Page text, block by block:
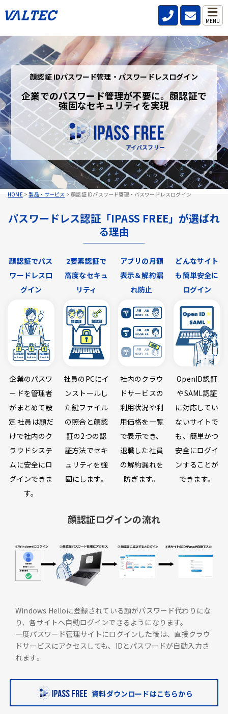
MENU
HOME>製品・サービス >顔認証 IDパスワード管理・パスワードレスログイン
顔認証 IDパスワード管理・パスワードレスログイン
企業でのパスワード管理が不要に。顔認証で
強固なセキュリティを実現
アイパスフリー
パスワードレス認証「IPASS FREE」が選ばれ
る理由
顔認証でパス
ワードレスロ
グイン
企業のパスワ
ードを管理者
がまとめて設
定 社員は顔だ
けで社内のク
ラウドシステ
ムに安全にロ
グインできま
す。
2要素認証で
高度なセキュ
リティ
社員のPCにイ
ンストールし
た鍵ファイル
の照合と顔認
証の2つの認
証方法でセキ
ュリティを強
固にします。
アプリの月額
表示＆解約漏
れ防止
社内のクラウ
ドサービスの
利用状況や利
用価格を一覧
で表示でき、
退職した社員
の解約漏れを
防ぎます。
どんなサイト
も簡単安全に
ログイン
OpenID認証
やSAML認証
に対応してい
ないサイトで
も、簡単かつ
安全にログイ
ンすることが
できます。
顔認証ログインの流れ
Windows Helloに登録されている顔がパスワード代わりにな
り、各サイトへ自動ログインできるようになります。
一度パスワード管理サイトにログインした後は、直接クラウ
ドサービスにアクセスしても、IDとパスワードが自動入力さ
れます。
資料ダウンロードはこちらから